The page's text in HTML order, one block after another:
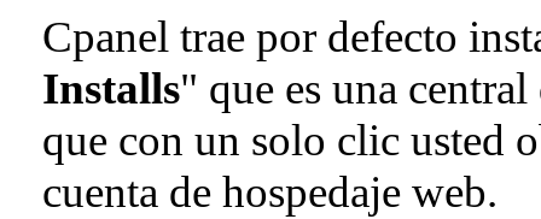
Cpanel trae por defecto
Installs" que es una
que con un solo clic usted
cuenta de hospedaje web.